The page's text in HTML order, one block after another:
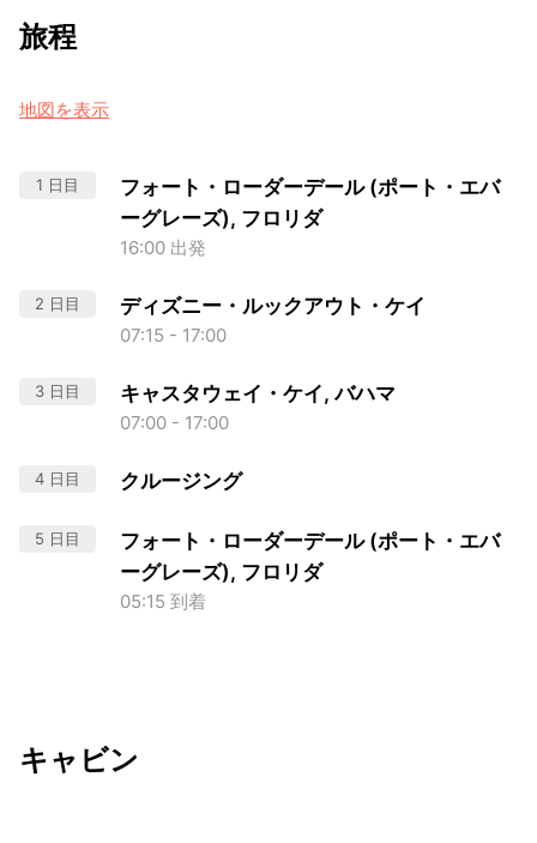
旅程
地図を表示
1 日目
フォート・ローダーデール (ポート・エバ
ーグレーズ), フロリダ
16:00 出発
2 日目 ディズニー・ルックアウト・ケイ
07:15 - 17:00
3 日目 キャスタウェイ・ケイ, バハマ
07:00 - 17:00
4 日目 クルージング
5 日目
フォート・ローダーデール (ポート・エバ
ーグレーズ), フロリダ
05:15 到着
キャビン